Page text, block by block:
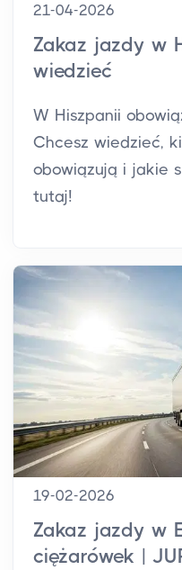
21-04-2026
Zakaz jazdy w
wiedzieć
W Hiszpanii
Chcesz wiedzieć,
obowiązują i jakie
tutaj!
19-02-2026
Zakaz jazdy w
ciężarówek |